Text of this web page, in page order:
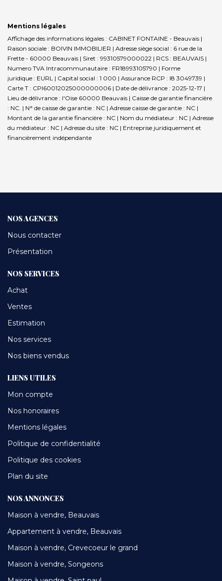
Mentions légales
Affichage des informations légales : CABINET FONTAINE - Beauvais |
Raison sociale : BOIVIN IMMOBILIER | Adresse siège social : 6 rue de la
Frette - 60000 Beauvais | Siret : 99310579000022 | RCS : BEAUVAIS |
Numero TVA Intracommunautaire : FR18993105790 | Forme
juridique : EURL | Capital social : 1 000 | Assurance RCP : I8 3049739 |
Carte T : CPI60012025000000006 | Date de délivrance : 2025-12-17 |
Lieu de délivrance : l'Oise 60000 Beauvais | Caisse de garantie financière
: NC. | N° de caisse de garantie : NC | Adresse caisse de garantie : NC |
Montant de la garantie financière : NC | Nom du médiateur : NC | Adresse
du médiateur : NC | Adresse du site : NC | Entreprise juridiquement et
financièrement indépendante
NOS AGENCES
Nous contacter
Présentation
NOS SERVICES
Achat
Ventes
Estimation
Nos services
Nos biens vendus
LIENS UTILES
Mon compte
Nos honoraires
Mentions légales
Politique de confidentialité
Politique des cookies
Plan du site
NOS ANNONCES
Maison à vendre, Beauvais
Appartement à vendre, Beauvais
Maison à vendre, Crevecoeur le grand
Maison à vendre, Songeons